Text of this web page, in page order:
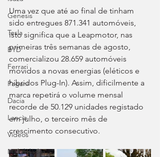
Genesis
Tesla
BYD
Ferrari
Pagani
Dacia
Lancia
Videos
Mobilidade
Uma vez que até ao final de tinham
sido entregues 871.341 automóveis,
isto significa que a Leapmotor, nas
primeiras três semanas de agosto,
comercializou 28.659 automóveis
movidos a novas energias (eléticos e
híbridos Plug-In). Assim, dificilmente a
marca repetirá o volume mensal
recorde de 50.129 unidades registado
em julho, o terceiro mês de
crescimento consecutivo.